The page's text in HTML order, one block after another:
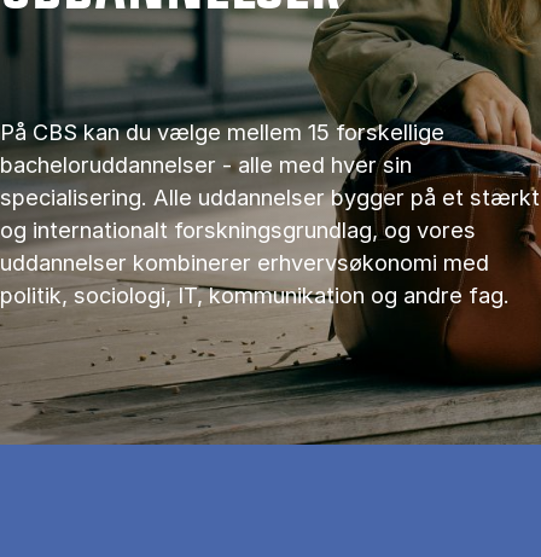
På CBS kan du vælge mellem 15 forskellige
bacheloruddannelser - alle med hver sin
specialisering. Alle uddannelser bygger på et stærkt
og internationalt forskningsgrundlag, og vores
uddannelser kombinerer erhvervsøkonomi med
politik, sociologi, IT, kommunikation og andre fag.